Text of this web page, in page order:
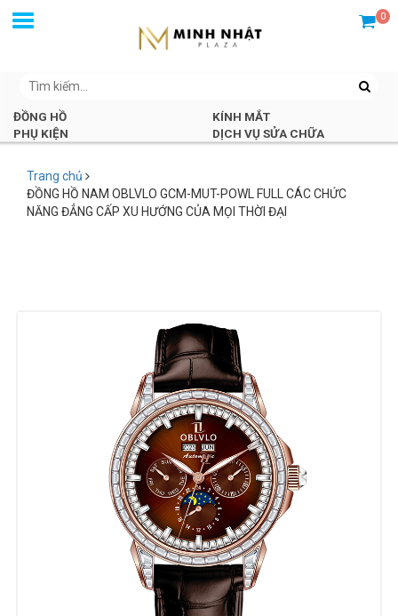
0
ĐỒNG HỒ
KÍNH MẮT
PHỤ KIỆN
DỊCH VỤ SỬA CHỮA
Trang chủ
ĐỒNG HỒ NAM OBLVLO GCM-MUT-POWL FULL CÁC CHỨC
NĂNG ĐẲNG CẤP XU HƯỚNG CỦA MỌI THỜI ĐẠI